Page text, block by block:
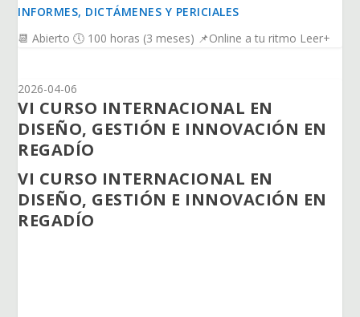
INFORMES, DICTÁMENES Y PERICIALES
📆 Abierto 🕔 100 horas (3 meses) 📌Online a tu ritmo Leer+
2026-04-06
VI CURSO INTERNACIONAL EN
DISEÑO, GESTIÓN E INNOVACIÓN EN
REGADÍO
VI CURSO INTERNACIONAL EN
DISEÑO, GESTIÓN E INNOVACIÓN EN
REGADÍO